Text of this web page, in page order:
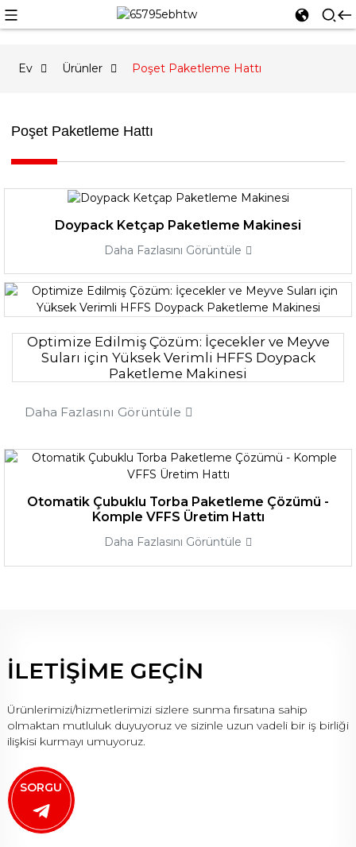
Ev Ürünler Poşet Paketleme Hattı
Poşet Paketleme Hattı
Doypack Ketçap Paketleme Makinesi
Daha Fazlasını Görüntüle
Optimize Edilmiş Çözüm: İçecekler ve Meyve
Suları için Yüksek Verimli HFFS Doypack
Paketleme Makinesi
Daha Fazlasını Görüntüle
Otomatik Çubuklu Torba Paketleme Çözümü -
Komple VFFS Üretim Hattı
Daha Fazlasını Görüntüle
ILETIŞIME GEÇIN
Ürünlerimizi/hizmetlerimizi sizlere sunma fırsatına sahip
olmaktan mutluluk duyuyoruz ve sizinle uzun vadeli bir iş birliği
ilişkisi kurmayı umuyoruz.
SORGU